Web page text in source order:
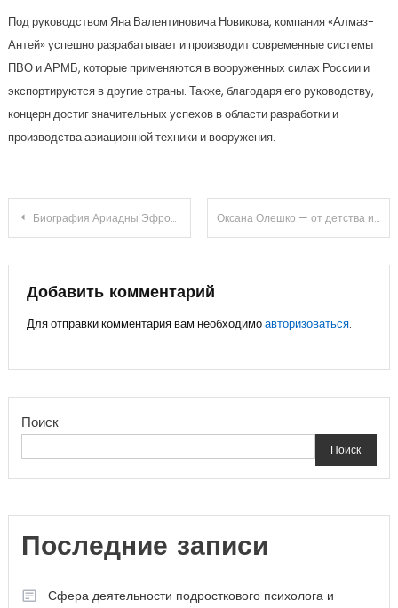
Под руководством Яна Валентиновича Новикова, компания «Алмаз-
Антей» успешно разрабатывает и производит современные системы
ПВО и АРМБ, которые применяются в вооруженных силах России и
экспортируются в другие страны. Также, благодаря его руководству,
концерн достиг значительных успехов в области разработки и
производства авиационной техники и вооружения.
Навигация
записям
Биография Ариадны Эфрон — уникальный путь талантливой поэтессы, вдохновившей миллионы сердец со своими стихами Оксана Олешко — от детства и профессионального успеха до личной жизни – удивительная история жизни знаменитой личности
Добавить комментарий
Для отправки комментария вам необходимоавторизоваться.
Поиск
Поиск
Последние записи
Сфера деятельности подросткового психолога и